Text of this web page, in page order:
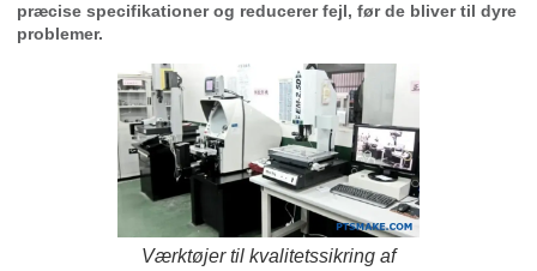
præcise specifikationer og reducerer fejl, før de bliver til dyre
problemer.
Værktøjer til kvalitetssikring af